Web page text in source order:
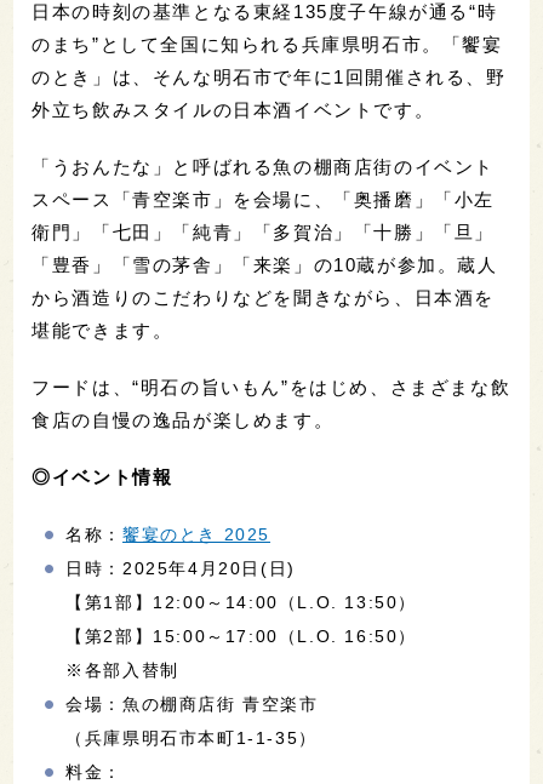
日本の時刻の基準となる東経135度子午線が通る“時
のまち”として全国に知られる兵庫県明石市。「饗宴
のとき」は、そんな明石市で年に1回開催される、野
外立ち飲みスタイルの日本酒イベントです。
「うおんたな」と呼ばれる魚の棚商店街のイベント
スペース「青空楽市」を会場に、「奥播磨」「小左
衛門」「七田」「純青」「多賀治」「十勝」「旦」
「豊香」「雪の茅舎」「来楽」の10蔵が参加。蔵人
から酒造りのこだわりなどを聞きながら、日本酒を
堪能できます。
フードは、“明石の旨いもん”をはじめ、さまざまな飲
食店の自慢の逸品が楽しめます。
◎イベント情報
名称：饗宴のとき 2025
日時：2025年4月20日(日)
【第1部】12:00～14:00（L.O. 13:50）
【第2部】15:00～17:00（L.O. 16:50）
※各部入替制
会場：魚の棚商店街 青空楽市
（兵庫県明石市本町1-1-35）
料金：